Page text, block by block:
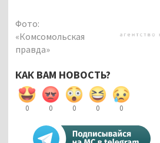
Фото:
«Комсомольская
правда»
КАК ВАМ НОВОСТЬ?
0 0 0 0 0